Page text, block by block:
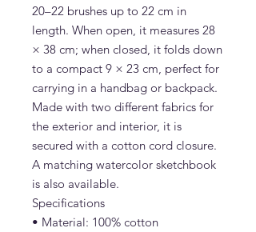
20–22 brushes up to 22 cm in
length. When open, it measures 28
× 38 cm; when closed, it folds down
to a compact 9 × 23 cm, perfect for
carrying in a handbag or backpack.
Made with two different fabrics for
the exterior and interior, it is
secured with a cotton cord closure.
A matching watercolor sketchbook
is also available.
Specifications
• Material: 100% cotton